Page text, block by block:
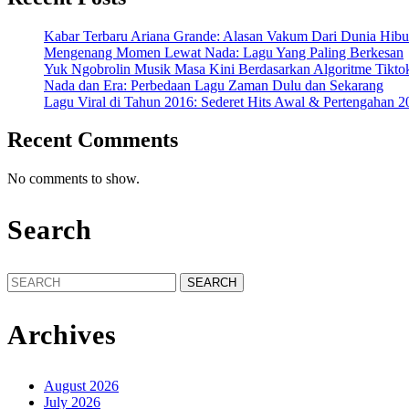
Kabar Terbaru Ariana Grande: Alasan Vakum Dari Dunia
Mengenang Momen Lewat Nada: Lagu Yang Paling Berkesan
Yuk Ngobrolin Musik Masa Kini Berdasarkan Algoritme
Nada dan Era: Perbedaan Lagu Zaman Dulu dan Sekarang
Lagu Viral di Tahun 2016: Sederet Hits Awal & Pertengahan
Recent Comments
No comments to show.
Search
Search
for:
Archives
August 2026
July 2026